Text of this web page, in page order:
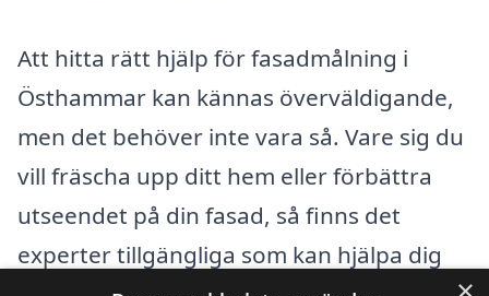
Att hitta rätt hjälp för fasadmålning i
Östhammar kan kännas överväldigande,
men det behöver inte vara så. Vare sig du
vill fräscha upp ditt hem eller förbättra
utseendet på din fasad, så finns det
experter tillgängliga som kan hjälpa dig